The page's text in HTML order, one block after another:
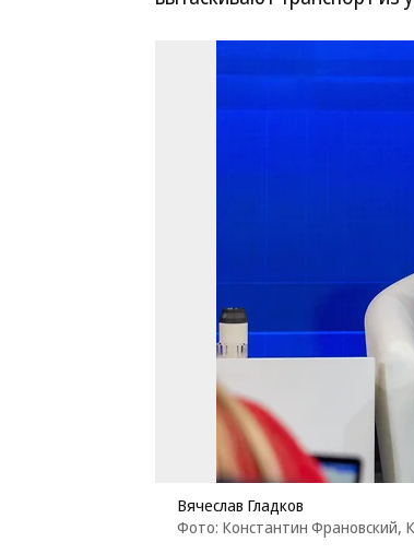
Вячеслав Гладков
Фото: Константин Франовский,